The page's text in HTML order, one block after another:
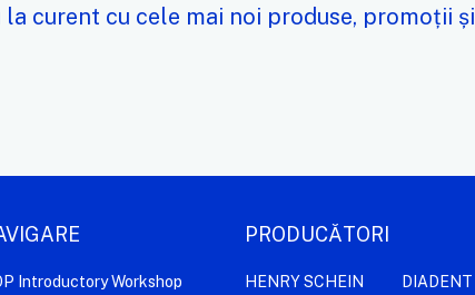
curent cu cele mai noi produse, promoții și
Introductory Workshop
PRODUCĂTORI
HENRY SCHEIN
DIADENT